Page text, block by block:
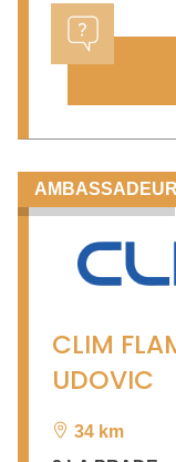
AMBASSADEUR
CLIM
UDOVIC
34 km